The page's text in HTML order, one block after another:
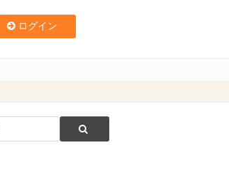
ログイン